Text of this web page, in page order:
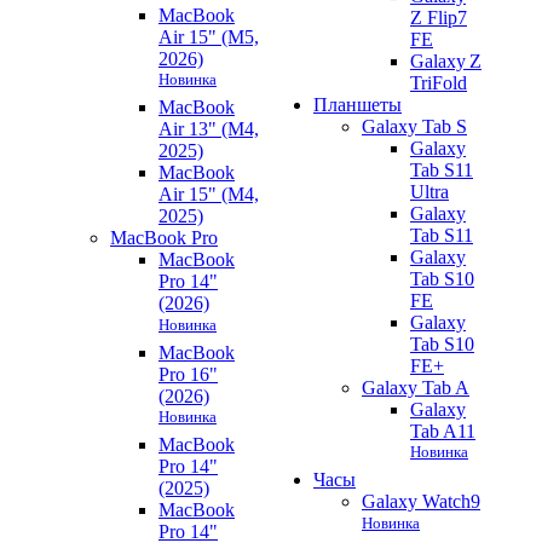
MacBook
Air 15" (M5,
2026)
Новинка
MacBook
Air 13" (M4,
2025)
MacBook
Air 15" (M4,
2025)
MacBook Pro
MacBook
Pro 14"
(2026)
Новинка
MacBook
Pro 16"
(2026)
Новинка
MacBook
Pro 14"
(2025)
MacBook
Pro 14"
Z Flip7
FE
Galaxy Z
TriFold
Планшеты
Galaxy Tab S
Galaxy
Tab S11
Ultra
Galaxy
Tab S11
Galaxy
Tab S10
FE
Galaxy
Tab S10
FE+
Galaxy Tab A
Galaxy
Tab A11
Новинка
Часы
Galaxy Watch9
Новинка